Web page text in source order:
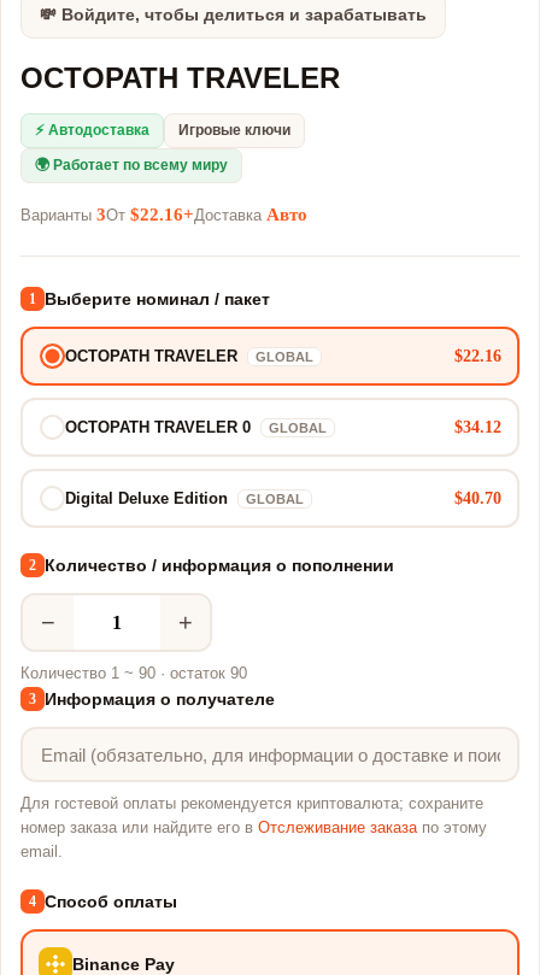
💸 Войдите, чтобы делиться и зарабатывать
OCTOPATH TRAVELER
⚡ Автодоставка Игровые ключи
🌍 Работает по всему миру
Варианты 3От $22.16+Доставка Авто
1 Выберите номинал / пакет
OCTOPATH TRAVELER GLOBAL $22.16
OCTOPATH TRAVELER 0 GLOBAL $34.12
Digital Deluxe Edition GLOBAL $40.70
2 Количество / информация о пополнении
− +
Количество 1 ~ 90 · остаток 90
3 Информация о получателе
Для гостевой оплаты рекомендуется криптовалюта; сохраните
номер заказа или найдите его в Отслеживание заказапо этому
email.
4 Способ оплаты
Binance Pay